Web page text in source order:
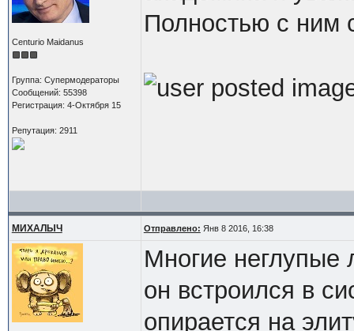
Centurio Maidanus
Группа: Супермодераторы
Сообщений: 55398
Регистрация: 4-Октября 15
Репутация: 2911
Полностью с ним
МИХАЛЫЧ Отправлено: Янв 8 2016, 16:38
Многие неглупые
он встроился в
опирается на